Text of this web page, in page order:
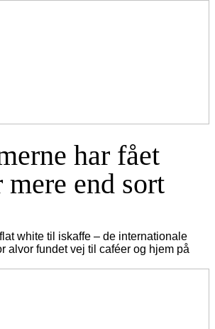
har fået
mere end sort
white til iskaffe – de internationale
alvor fundet vej til caféer og hjem på